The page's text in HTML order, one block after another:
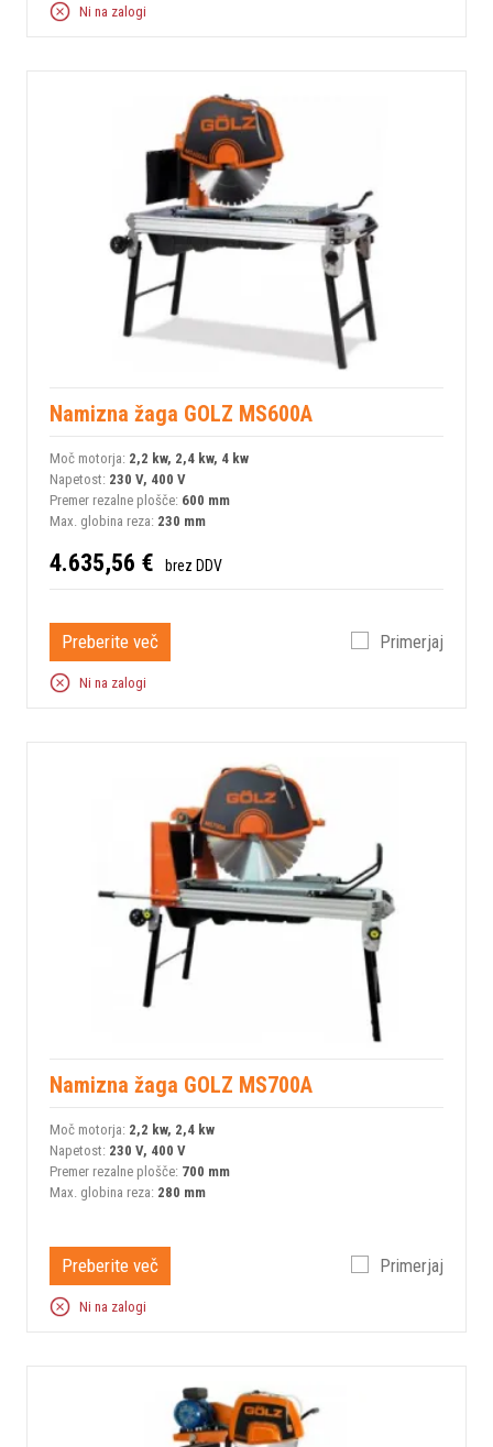
Ni na zalogi
Namizna žaga GOLZ MS600A
Moč motorja: 2,2 kw, 2,4 kw, 4 kw
Napetost: 230 V, 400 V
Premer rezalne plošče: 600 mm
Max. globina reza: 230 mm
4.635,56 € brez DDV
Preberite več Primerjaj
Ni na zalogi
Namizna žaga GOLZ MS700A
Moč motorja: 2,2 kw, 2,4 kw
Napetost: 230 V, 400 V
Premer rezalne plošče: 700 mm
Max. globina reza: 280 mm
Preberite več Primerjaj
Ni na zalogi